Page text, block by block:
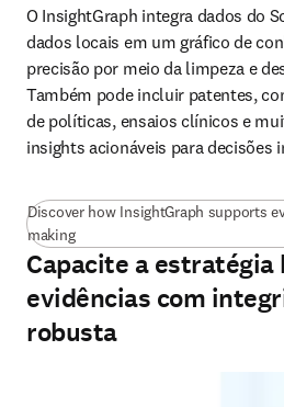
O InsightGraph integra dados do
dados locais em um gráfico de
precisão por meio da limpeza e
Também pode incluir patentes,
de políticas, ensaios clínicos e
insights acionáveis para decisões
Discover how InsightGraph supports
making(
Capacite a estratégia
evidências com
robusta